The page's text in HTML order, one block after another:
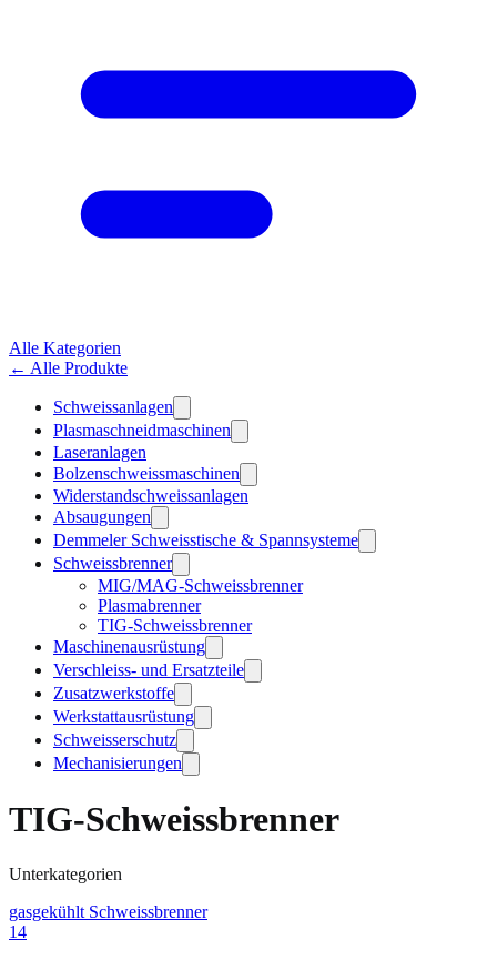
Alle Kategorien
← Alle Produkte
Schweissanlagen
Plasmaschneidmaschinen
Laseranlagen
Bolzenschweissmaschinen
Widerstandschweissanlagen
Absaugungen
Demmeler Schweisstische & Spannsysteme
Schweissbrenner
MIG/MAG-Schweissbrenner
Plasmabrenner
TIG-Schweissbrenner
Maschinenausrüstung
Verschleiss- und Ersatzteile
Zusatzwerkstoffe
Werkstattausrüstung
Schweisserschutz
Mechanisierungen
TIG-Schweissbrenner
Unterkategorien
gasgekühlt Schweissbrenner
14